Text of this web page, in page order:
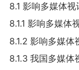
8.1 影响多媒体
8.1.1 影响多媒体
8.1.2 影响多媒
8.1.3 我国多媒